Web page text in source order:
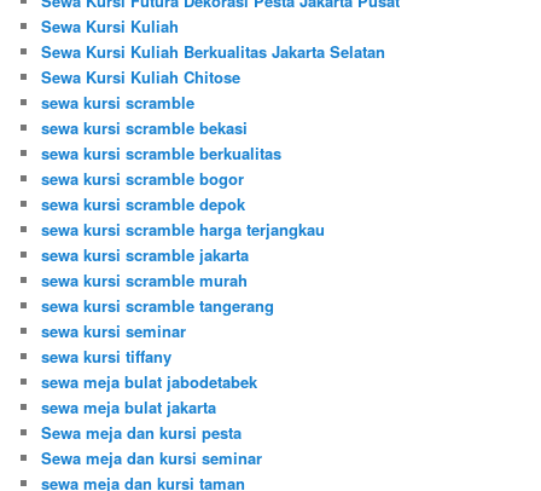
Sewa Kursi Kuliah
Sewa Kursi Kuliah Berkualitas Jakarta Selatan
Sewa Kursi Kuliah Chitose
sewa kursi scramble
sewa kursi scramble bekasi
sewa kursi scramble berkualitas
sewa kursi scramble bogor
sewa kursi scramble depok
sewa kursi scramble harga terjangkau
sewa kursi scramble jakarta
sewa kursi scramble murah
sewa kursi scramble tangerang
sewa kursi seminar
sewa kursi tiffany
sewa meja bulat jabodetabek
sewa meja bulat jakarta
Sewa meja dan kursi pesta
Sewa meja dan kursi seminar
sewa meja dan kursi taman